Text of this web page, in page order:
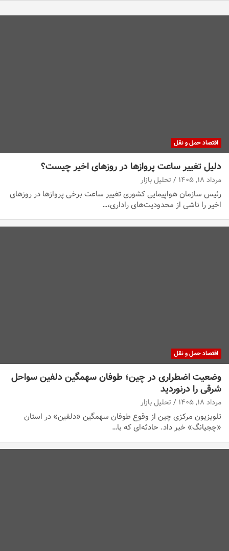
اقتصاد حمل و نقل
دلیل تغییر ساعت پروازها در روزهای اخیر چیست؟
مرداد ۱۸, ۱۴۰۵ تحلیل بازار
رئیس سازمان هواپیمایی کشوری تغییر ساعت برخی پروازها در روزهای
اخیر را ناشی از محدودیت‌های راداری،…
اقتصاد حمل و نقل
وضعیت اضطراری در چین؛ طوفان سهمگین دلفین سواحل
شرقی را درنوردید
مرداد ۱۸, ۱۴۰۵ تحلیل بازار
تلویزیون مرکزی چین از وقوع طوفان سهمگین «دلفین» در استان
«چجیانگ» خبر داد. حادثه‌ای که با…